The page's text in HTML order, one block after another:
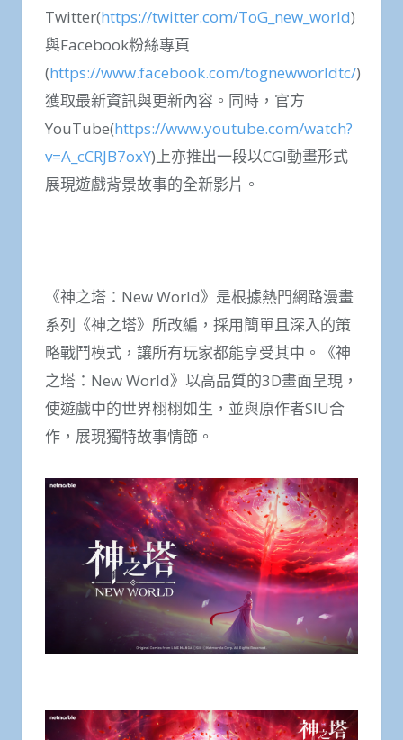
Twitter(https://twitter.com/ToG_new_world)
與Facebook粉絲專頁
(https://www.facebook.com/tognewworldtc/)
獲取最新資訊與更新內容。同時，官方
YouTube(https://www.youtube.com/watch?
v=A_cCRJB7oxY)上亦推出一段以CGI動畫形式
展現遊戲背景故事的全新影片。
《神之塔：New World》是根據熱門網路漫畫
系列《神之塔》所改編，採用簡單且深入的策
略戰鬥模式，讓所有玩家都能享受其中。《神
之塔：New World》以高品質的3D畫面呈現，
使遊戲中的世界栩栩如生，並與原作者SIU合
作，展現獨特故事情節。